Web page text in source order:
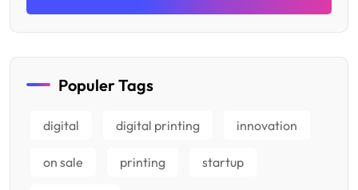
Populer Tags
digital digital printing innovation
on sale printing startup